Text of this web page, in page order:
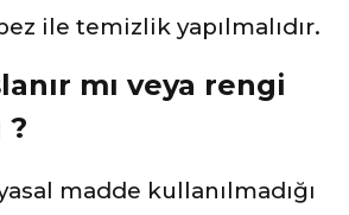
ile temizlik yapılmalıdır.
mı veya rengi
?
madde kullanılmadığı